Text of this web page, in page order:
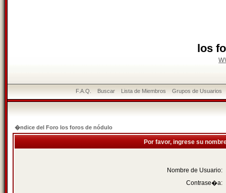
los
F.A.Q. Buscar Lista de Miembros Grupos de Usuarios
�ndice del Foro los foros de nódulo
Por favor, ingrese su
Nombre de Usuario:
Contrase�a: